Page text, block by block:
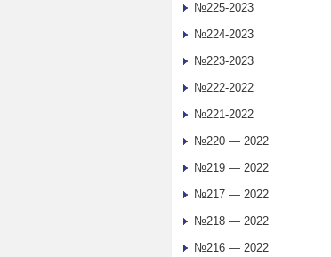
№225-2023
№224-2023
№223-2023
№222-2022
№221-2022
№220 — 2022
№219 — 2022
№217 — 2022
№218 — 2022
№216 — 2022